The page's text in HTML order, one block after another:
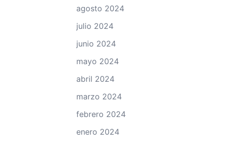
agosto 2024
julio 2024
junio 2024
mayo 2024
abril 2024
marzo 2024
febrero 2024
enero 2024